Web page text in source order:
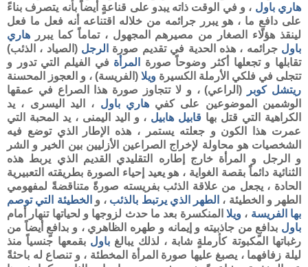
هاري باول ، و في الوقت ذاته يبدو على قناعةٍ أيضاً بأنه يتصرف بناءً
على دافعٍ ما ، هو يبرر جرائمه من خلاله اقتناعه أنه فعل ما فعل
لينقذ هؤلاء الصغار من مصيرهم المجهول ، تماماً كما يبرر هاري
باول جرائمه ، هذه الحدية في تقديم صورة الرجل (الصياد ، الذئب)
تقابلها و تجعلها أكثر وضوحاً صورة
المرأة في الفيلم التي تدور و
تتجلى في فلكي الأرملة الكسيرة ويلا (الفريسة) ، و العجوز المحسنة
ريتشل كوبر
(الراعي) ، و لا تتجاوز صورة هذا الصراع في عمقها
الوشمين الموضوعين على كفيهاري باول ، اليد اليسرى ، يد
الكراهية التي قتل بها قابيل هابيل ، و اليد اليمنى ، يد المحبة التي
عمرت هذا الكون و جعلته يستمر ، هذه الإطار الذي توضع فيه
الشخصيات هو محاولة لإخراج الصراعين الأزليين بين الخير و الشر
و الرجل و المرأة خارج إطاره التقليدي القديم الذي يربط هذه
الثنائية دائماً بقصة الغواية ، هو يعيد إحياء الصورة بطريقته التعبيرية
الحادة ، يجعل من علاقة الذئب بفريسته صورةً متناقضةً لمفهومي
الطهر و الخطيئة ، الطهر الذي يرتبط بالذئب ، و الخطيئة
التي توصم
بها الفريسة ، ويلا المنكسرة بعد ما حدث لزوجها و لحياتها تنهار أمام
باول بدافعٍ من جاذبيته و إيمانه و طهره الظاهري ، و بدافعٍ أيضاً من
رغباتها المكبوتة كأرملةٍ شابة ، لذلك يبالغباول بقمعها جنسياً منذ
ليلة زفافهما ، يصبغ عليها صورة المرأة المخطئة ، و تنصاع له باحثةً